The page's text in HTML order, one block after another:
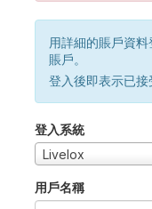
用詳細的賬戶資
賬戶。
登入後即表示已接
登入系統
Livelox
用戶名稱